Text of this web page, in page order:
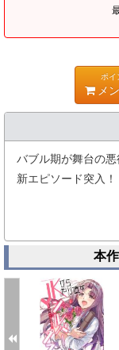
ポイ
メ
バブル期が舞台の悪
新エピソード突入！
路地裏でボコボコ
西彰吾を助けた小
自分のほうが年上
母親のような態度
お説教してくる小
本